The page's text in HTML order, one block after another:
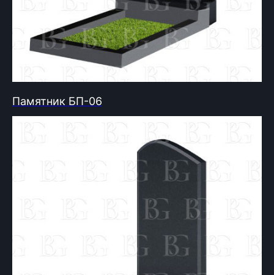
Памятник БП-06